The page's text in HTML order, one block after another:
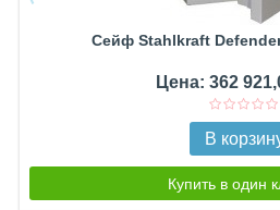
Сейф Stahlkraft
Цена: 362
В
Купить в один